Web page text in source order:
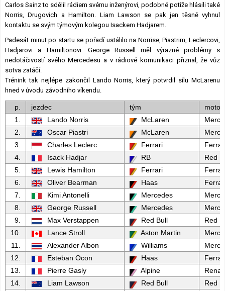
Carlos Sainz to sdělil rádiem svému inženýrovi, podobné potíže hlásili také
Norris, Drugovich a Hamilton. Liam Lawson se pak jen těsně vyhnul
kontaktu se svým týmovým kolegou Isackem Hadjarem.
Padesát minut po startu se pořadí ustálilo na Norrise, Piastrim, Leclercovi,
Hadjarovi a Hamiltonovi. George Russell měl výrazné problémy s
nedotáčivostí svého Mercedesu a v rádiové komunikaci přiznal, že vůz
sotva zatáčí.
Trénink tak nejlépe zakončil Lando Norris, který potvrdil sílu McLarenu
hned v úvodu závodního víkendu.
p. jezdec tým
motor
1.
Lando Norris McLaren
2.
Oscar Piastri McLaren
3.
Charles Leclerc Ferrari
4.
Isack Hadjar RB
Red
5.
Lewis Hamilton Ferrari
6.
Oliver Bearman Haas
7.
Kimi Antonelli Mercedes
8.
George Russell Mercedes
9.
Max Verstappen Red Bull
Red
10.
Lance Stroll Aston Martin
11.
Alexander Albon Williams
12.
Esteban Ocon Haas
13.
Pierre Gasly Alpine
14.
Liam Lawson Red Bull
Red